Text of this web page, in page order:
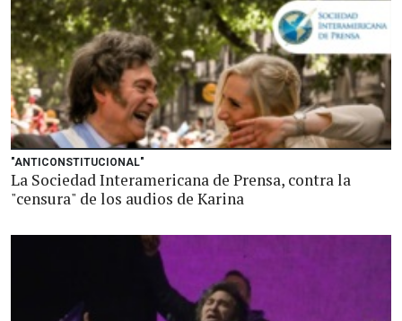
"ANTICONSTITUCIONAL"
La Sociedad Interamericana de Prensa, contra la
"censura" de los audios de Karina